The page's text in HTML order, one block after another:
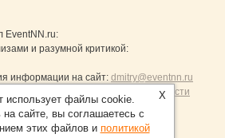
EventNN.ru:
и разумной критикой:
информации на сайт: dmitry@eventnn.ru
и политика конфиденциальности
X
использует файлы cookie.
на сайте, вы соглашаетесь с
этих файлов и политикой